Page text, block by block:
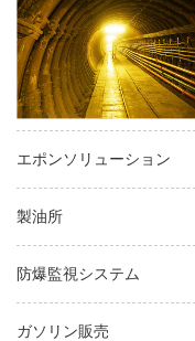
エポンソリューション
製油所
防爆監視システム
ガソリン販売